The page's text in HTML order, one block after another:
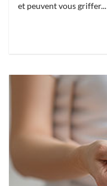
et peuvent vous griffer...